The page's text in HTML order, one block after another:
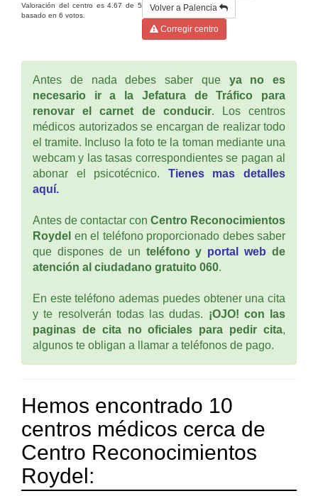
Valoración del centro es4.67 de5
basado en 6 votos.
Volver a Palencia
Corregir centro
Antes de nada debes saber que ya no es
necesario ir a la Jefatura de Tráfico para
renovar el carnet de conducir. Los centros
médicos autorizados se encargan de realizar todo
el tramite. Incluso la foto te la toman mediante una
webcam y las tasas correspondientes se pagan al
abonar el psicotécnico. Tienes mas detalles
aquí.
Antes de contactar con Centro Reconocimientos
Roydel en el teléfono proporcionado debes saber
que dispones de un teléfono y portal web de
atención al ciudadano gratuito 060.
En este teléfono ademas puedes obtener una cita
y te resolverán todas las dudas. ¡OJO! con las
paginas de cita no oficiales para pedir cita,
algunos te obligan a llamar a teléfonos de pago.
Hemos encontrado 10
centros médicos cerca de
Centro Reconocimientos
Roydel: